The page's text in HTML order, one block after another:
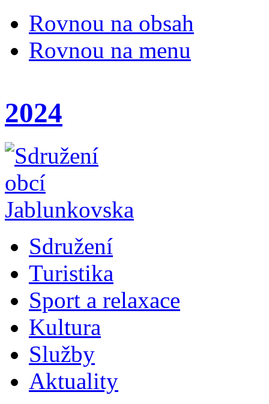
Rovnou na obsah
Rovnou na menu
2024
Sdružení
Turistika
Sport a relaxace
Kultura
Služby
Aktuality